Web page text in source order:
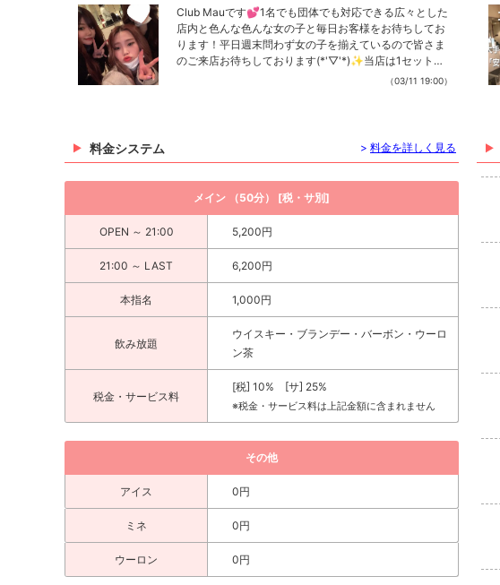
金ノンアルのドリンクもご用意します💕ボトル、別料金
のノンアルドリンクに関して詳しいことはご来店の際ボ
ーイにお問い合わせください👌延長は30分 4,400yen
50分 7,500yenがございます👍ご来店の際には
お好きな方をお選びくださいませ💕指名料は本指名、場
みとさせていただきます。税 10% サービス料 15%とな
っております。HP▶️https://club-mau.site@clua.mauCl
ub Mau 19:30〜1:00定休日 日曜#香川 #高松 #キャバ
クラ #高松飲み屋#キャバ嬢 #香川キャバクラ #古馬場#
Club Mauです💕1名でも団体でも対応できる広々とした
店内と色んな色んな女の子と毎日お客様をお待ちしてお
ります！平日週末問わず女の子を揃えているので皆さま
のご来店お待ちしております(*'▽'*)✨当店は1セットが5
0分になります✨21時までのご来店は1セット 5,200ye
っております🥰その他焼酎等ボトル、烏龍茶以外の別料
金ノンアルのドリンクもご用意します💕ボトル、別料金
ーイにお問い合わせください👌延長は30分 4,400yen
50分 7,500yenがございます👍ご来店の際には
内指名共に1,300yenです(*'▽'*)お気に入りの女の子を見
1杯1,300yen〜と、なっております🍹🍻⚠️料金は税サ込
みとさせていただきます。税 10% サービス料 15%とな
っております。HP▶️https://club-mau.site@clua.mauCl
ub Mau 19:30〜1:00定休日 日曜#香川 #高松 #キャバ
クラ #高松飲み屋#キャバ嬢 #香川キャバクラ #古馬場#
香川で1番のキャバクラ#香川県のキャバクラといえばma
u
（03/11 19:00）
料金システム > 料金を詳しく見る
メイン （50分） [税・サ別]
OPEN ～ 21:00 5,200円
21:00 ～ LAST 6,200円
本指名 1,000円
飲み放題
ウイスキー・ブランデー・バーボン・ウーロ
ン茶
税金・サービス料
[税] 10% [サ] 25%
※税金・サービス料は上記金額に含まれません
その他
アイス 0円
ミネ 0円
ウーロン 0円